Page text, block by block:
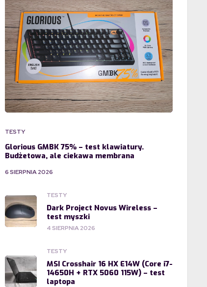
TESTY
Glorious GMBK 75% – test klawiatury.
Budżetowa, ale ciekawa membrana
6 SIERPNIA 2026
TESTY
Dark Project Novus Wireless –
test myszki
4 SIERPNIA 2026
TESTY
MSI Crosshair 16 HX E14W (Core i7-
14650H + RTX 5060 115W) – test
laptopa